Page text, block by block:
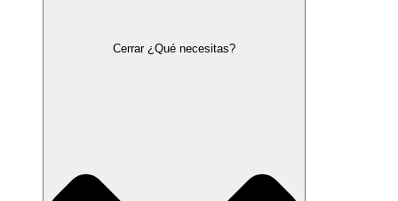
Cerrar ¿Qué necesitas?